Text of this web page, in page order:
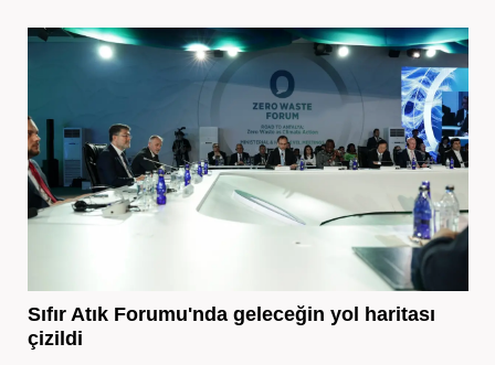
Sıfır Atık Forumu'nda geleceğin yol haritası
çizildi